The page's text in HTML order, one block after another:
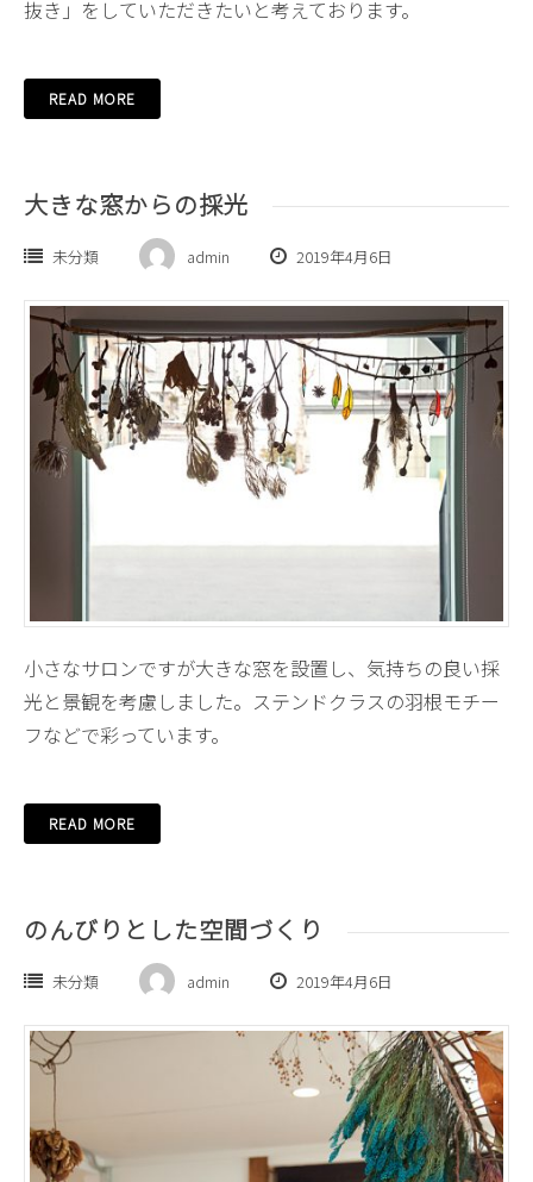
抜き」をしていただきたいと考えております。
READ MORE
大きな窓からの採光
未分類 admin 2019年4月6日
小さなサロンですが大きな窓を設置し、気持ちの良い採
光と景観を考慮しました。ステンドクラスの羽根モチー
フなどで彩っています。
READ MORE
のんびりとした空間づくり
未分類 admin 2019年4月6日